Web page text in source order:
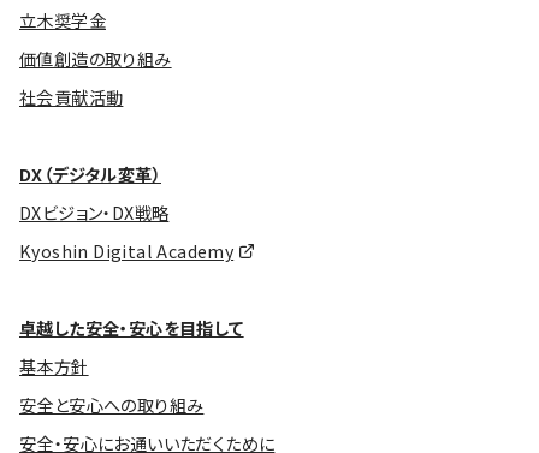
立木奨学金
価値創造の取り組み
社会貢献活動
DX（デジタル変革）
DXビジョン・DX戦略
Kyoshin Digital Academy
卓越した安全・安心を目指して
基本方針
安全と安心への取り組み
安全・安心にお通いいただくために